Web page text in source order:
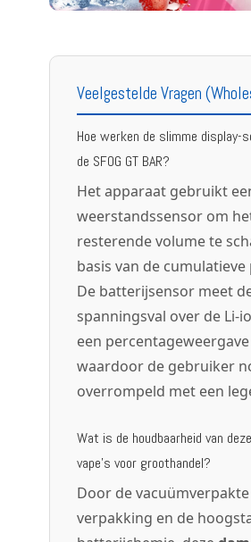
Veelgestelde Vragen
Hoe werken de slimme display-
de SFOG GT BAR?
Het apparaat gebruikt
weerstandssensor om
resterende volume te
basis van de cumulatieve
De batterijsensor meet
spanningsval over de Li-
een
waardoor de gebruiker
overrompeld met een
Wat is de houdbaarheid van
vape's voor groothandel?
Door de vacuümverpakte
verpakking en de